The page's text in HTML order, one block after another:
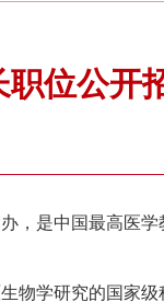
位公开
，是中国最高医
物学研究的国家级